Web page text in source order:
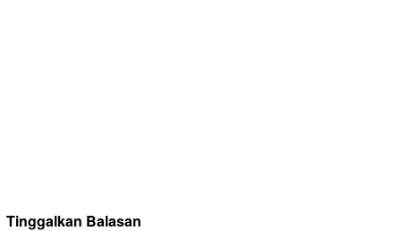
Tinggalkan Balasan